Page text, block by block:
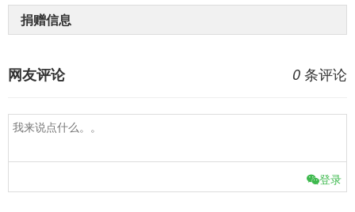
捐赠信息
0 条评论
网友评论
登录